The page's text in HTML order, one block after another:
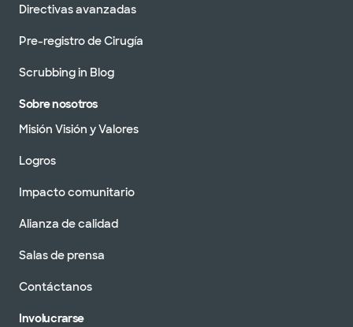
Directivas avanzadas
Pre-registro de Cirugía
Scrubbing in Blog
Sobre nosotros
Misión Visión y Valores
Logros
Impacto comunitario
Alianza de calidad
Salas de prensa
Contáctanos
Involucrarse